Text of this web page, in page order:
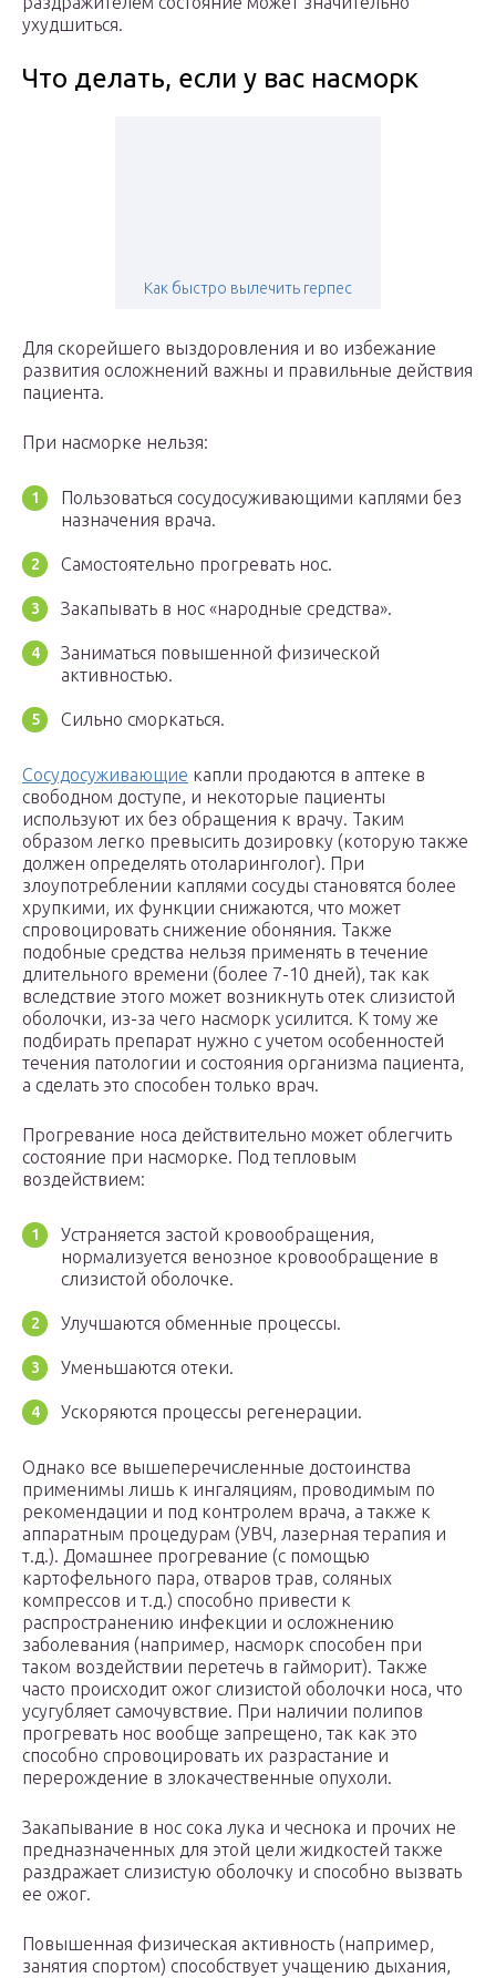
ухудшиться.
Что делать, если у вас насморк
Как быстро вылечить герпес
Для скорейшего выздоровления и во избежание
развития осложнений важны и правильные действия
пациента.
При насморке нельзя:
Пользоваться сосудосуживающими каплями без
назначения врача.
Самостоятельно прогревать нос.
Закапывать в нос «народные средства».
Заниматься повышенной физической
активностью.
Сильно сморкаться.
Сосудосуживающие капли продаются в аптеке в
свободном доступе, и некоторые пациенты
используют их без обращения к врачу. Таким
образом легко превысить дозировку (которую также
должен определять отоларинголог). При
злоупотреблении каплями сосуды становятся более
хрупкими, их функции снижаются, что может
спровоцировать снижение обоняния. Также
подобные средства нельзя применять в течение
длительного времени (более 7-10 дней), так как
вследствие этого может возникнуть отек слизистой
оболочки, из-за чего насморк усилится. К тому же
подбирать препарат нужно с учетом особенностей
течения патологии и состояния организма пациента,
а сделать это способен только врач.
Прогревание носа действительно может облегчить
состояние при насморке. Под тепловым
воздействием:
Устраняется застой кровообращения,
нормализуется венозное кровообращение в
слизистой оболочке.
Улучшаются обменные процессы.
Уменьшаются отеки.
Ускоряются процессы регенерации.
Однако все вышеперечисленные достоинства
применимы лишь к ингаляциям, проводимым по
рекомендации и под контролем врача, а также к
аппаратным процедурам (УВЧ, лазерная терапия и
т.д.). Домашнее прогревание (с помощью
картофельного пара, отваров трав, соляных
компрессов и т.д.) способно привести к
распространению инфекции и осложнению
заболевания (например, насморк способен при
таком воздействии перетечь в гайморит). Также
часто происходит ожог слизистой оболочки носа, что
усугубляет самочувствие. При наличии полипов
прогревать нос вообще запрещено, так как это
способно спровоцировать их разрастание и
перерождение в злокачественные опухоли.
Закапывание в нос сока лука и чеснока и прочих не
предназначенных для этой цели жидкостей также
раздражает слизистую оболочку и способно вызвать
ее ожог.
Повышенная физическая активность (например,
занятия спортом) способствует учащению дыхания,